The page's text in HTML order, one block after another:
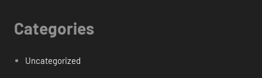
Categories
Uncategorized